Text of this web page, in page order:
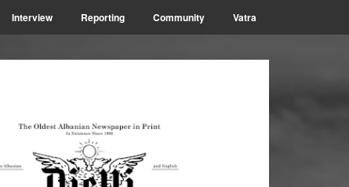
Interview Reporting Community Vatra